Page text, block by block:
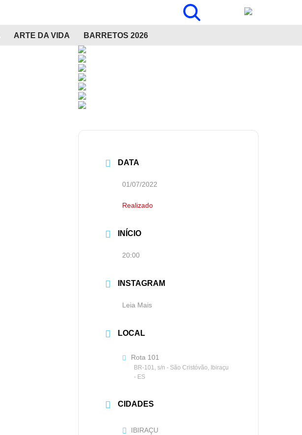
ARTE DA VIDA BARRETOS 2026
DATA
01/07/2022
Realizado
INÍCIO
20:00
INSTAGRAM
Leia Mais
LOCAL
Rota 101
BR-101, s/n - São Cristóvão, Ibiraçu
- ES
CIDADES
IBIRAÇU